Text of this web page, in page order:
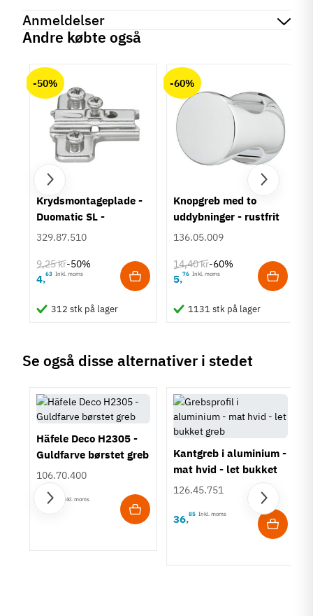
Produktinformation
Aluminium
Hulafstand
64 mm
160 mm
320 mm
Metalfarvet
Montering
M4 bolt
Type
Bøjlegreb
Moderne
Anmeldelser
Andre købte også
-50%
Krydsmontageplade -
Duomatic SL -
Euroskruer
329.87.510
9,25 kr-50%
4,63 Inkl. moms
312 stk på lager
-60%
Knopgreb med to
uddybninger - rustfrit
stål
136.05.009
14,40 kr-60%
5,76 Inkl. moms
1131 stk på lager
Se også disse alternativer i stedet
Häfele Deco H2305 -
Guldfarve børstet greb
106.70.400
78,45 Inkl. moms
Kantgreb i aluminium -
mat hvid - let bukket
greb
126.45.751
36,85 Inkl. moms